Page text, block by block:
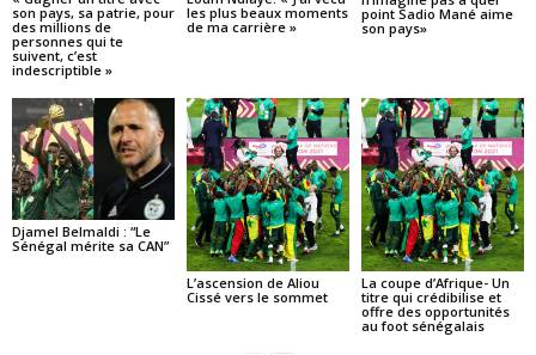
son pays, sa patrie, pour
des millions de
personnes qui te
suivent, c’est
indescriptible »
les plus beaux moments
de ma carrière »
point Sadio Mané aime
son pays»
Djamel Belmaldi : “Le
Sénégal mérite sa CAN”
L’ascension de Aliou
Cissé vers le sommet
La coupe d’Afrique- Un
titre qui crédibilise et
offre des opportunités
au foot sénégalais